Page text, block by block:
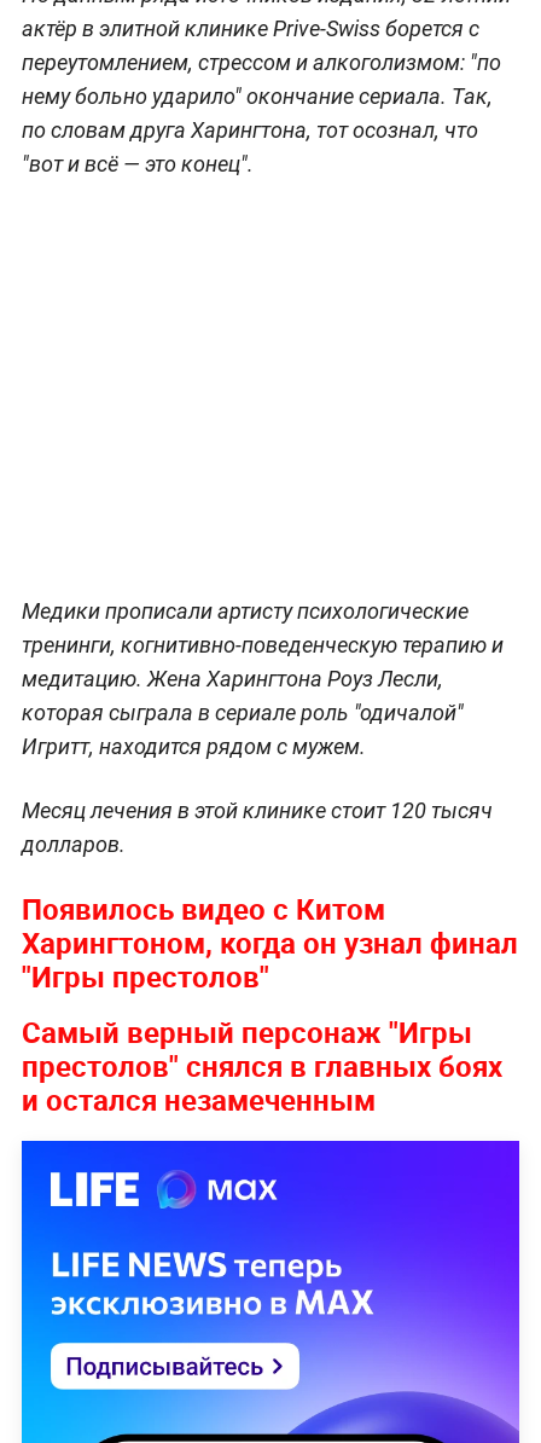
актёр в элитной клинике Prive-Swiss борется с
переутомлением, стрессом и алкоголизмом: "по
нему больно ударило" окончание сериала. Так,
по словам друга Харингтона, тот осознал, что
"вот и всё — это конец".
Медики прописали артисту психологические
тренинги, когнитивно-поведенческую терапию и
медитацию. Жена Харингтона Роуз Лесли,
которая сыграла в сериале роль "одичалой"
Игритт, находится рядом с мужем.
Месяц лечения в этой клинике стоит 120 тысяч
долларов.
Появилось видео с Китом
Харингтоном, когда он узнал финал
"Игры престолов"
Самый верный персонаж "Игры
престолов" снялся в главных боях
и остался незамеченным